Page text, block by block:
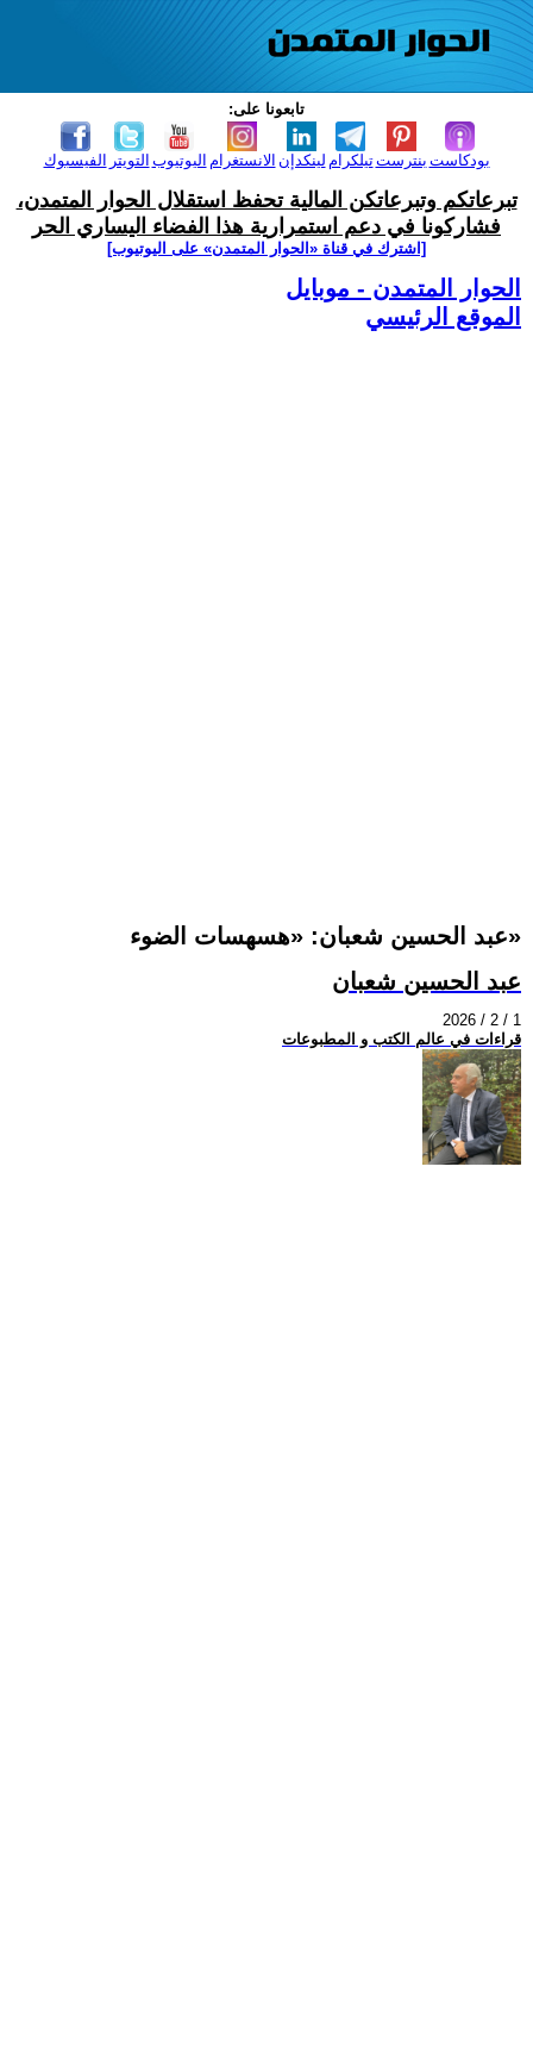
تابعونا على:
الفيسبوك التويتر اليوتيوب الانستغرام لينكدإن تيلكرامبنترست بودكاست
تبرعاتكم وتبرعاتكن المالية تحفظ استقلال الحوار المتمدن،
فشاركونا في دعم استمرارية هذا الفضاء اليساري الحر
[اشترك في قناة ‫«الحوار المتمدن» على اليوتيوب]
الحوار المتمدن - موبايل
الموقع الرئيسي
عبد الحسين شعبان: «هسهسات الضوء»
عبد الحسين شعبان
2026 / 2 / 1
قراءات في عالم الكتب و المطبوعات